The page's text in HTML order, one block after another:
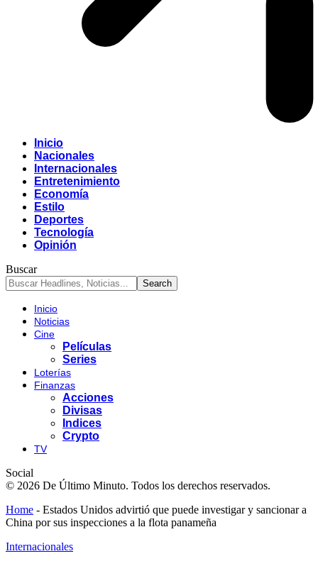
Inicio
Nacionales
Internacionales
Entretenimiento
Economía
Estilo
Deportes
Tecnología
Opinión
Buscar
Inicio
Noticias
Cine
Películas
Series
Loterías
Finanzas
Acciones
Divisas
Indices
Crypto
TV
Social
© 2026 De Último Minuto. Todos los derechos reservados.
Home - Estados Unidos advirtió que puede investigar y sancionar a
China por sus inspecciones a la flota panameña
Internacionales